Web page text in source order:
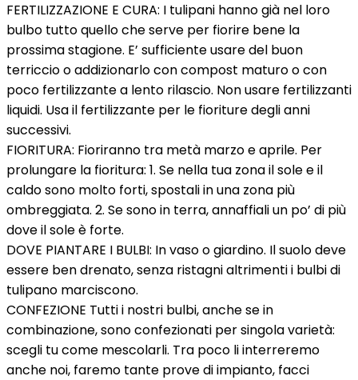
FERTILIZZAZIONE E CURA: I tulipani hanno già nel loro
bulbo tutto quello che serve per fiorire bene la
prossima stagione. E’ sufficiente usare del buon
terriccio o addizionarlo con compost maturo o con
poco fertilizzante a lento rilascio. Non usare fertilizzanti
liquidi. Usa il fertilizzante per le fioriture degli anni
successivi.
FIORITURA: Fioriranno tra metà marzo e aprile. Per
prolungare la fioritura: 1. Se nella tua zona il sole e il
caldo sono molto forti, spostali in una zona più
ombreggiata. 2. Se sono in terra, annaffiali un po’ di più
dove il sole è forte.
DOVE PIANTARE I BULBI: In vaso o giardino. Il suolo deve
essere ben drenato, senza ristagni altrimenti i bulbi di
tulipano marciscono.
CONFEZIONE Tutti i nostri bulbi, anche se in
combinazione, sono confezionati per singola varietà:
scegli tu come mescolarli. Tra poco li interreremo
anche noi, faremo tante prove di impianto, facci